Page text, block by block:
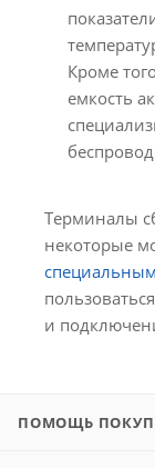
Кроме
емкость
Терминалы
некоторые
и
ПОМОЩЬ